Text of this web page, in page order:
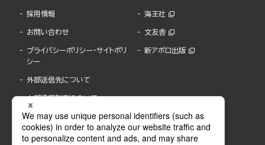
採用情報
お問い合わせ
プライバシーポリシー・サイトポリ
シー
外部送信先について
内部通報制度について
海王社
文友舎
新アポロ出版